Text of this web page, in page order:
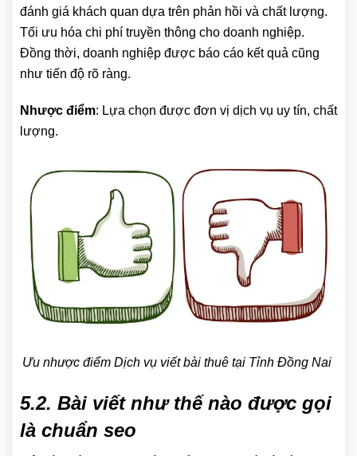
đánh giá khách quan dựa trên phản hồi và chất lượng.
Tối ưu hóa chi phí truyền thông cho doanh nghiệp.
Đồng thời, doanh nghiệp được báo cáo kết quả cũng
như tiến độ rõ ràng.
Nhược điểm: Lựa chọn được đơn vị dịch vụ uy tín, chất
lượng.
Ưu nhược điểm Dịch vụ viết bài thuê tại Tỉnh Đồng Nai
5.2. Bài viết như thế nào được gọi
là chuẩn seo